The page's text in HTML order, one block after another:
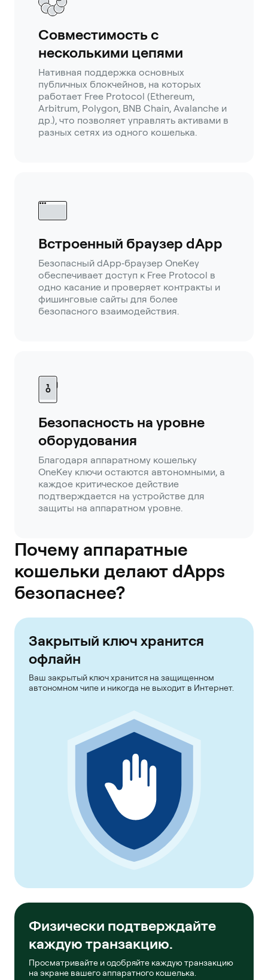
Совместимость с
несколькими цепями
Нативная поддержка основных
публичных блокчейнов, на которых
работает Free Protocol (Ethereum,
Arbitrum, Polygon, BNB Chain, Avalanche и
др.), что позволяет управлять активами в
разных сетях из одного кошелька.
Встроенный браузер dApp
Безопасный dApp‑браузер OneKey
обеспечивает доступ к Free Protocol в
одно касание и проверяет контракты и
фишинговые сайты для более
безопасного взаимодействия.
Безопасность на уровне
оборудования
Благодаря аппаратному кошельку
OneKey ключи остаются автономными, а
каждое критическое действие
подтверждается на устройстве для
защиты на аппаратном уровне.
Почему аппаратные
кошельки делают dApps
безопаснее?
Закрытый ключ хранится
офлайн
Ваш закрытый ключ хранится на защищенном
автономном чипе и никогда не выходит в Интернет.
Физически подтверждайте
каждую транзакцию.
Просматривайте и одобряйте каждую транзакцию
на экране вашего аппаратного кошелька.